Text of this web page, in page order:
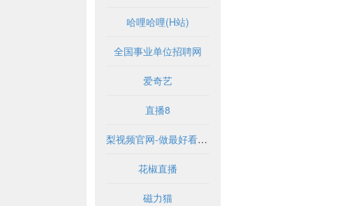
哈哩哈哩(H站)
全国事业单位招聘网
爱奇艺
直播8
梨视频官网-做最好看的资讯短视频-Pear Video
花椒直播
磁力猫